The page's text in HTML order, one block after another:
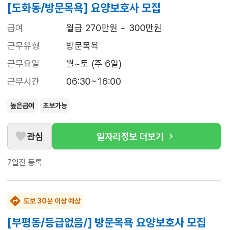
[도화동/방문목욕] 요양보호사 모집
급여
월급 270만원 ~ 300만원
근무유형
방문목욕
근무요일
월~토 (주 6일)
근무시간
06:30~16:00
높은급여 초보가능
관심 일자리정보 더보기
7일전 등록
도보 30분 이상 예상
[부평동/등급없음/] 방문목욕 요양보호사 모집